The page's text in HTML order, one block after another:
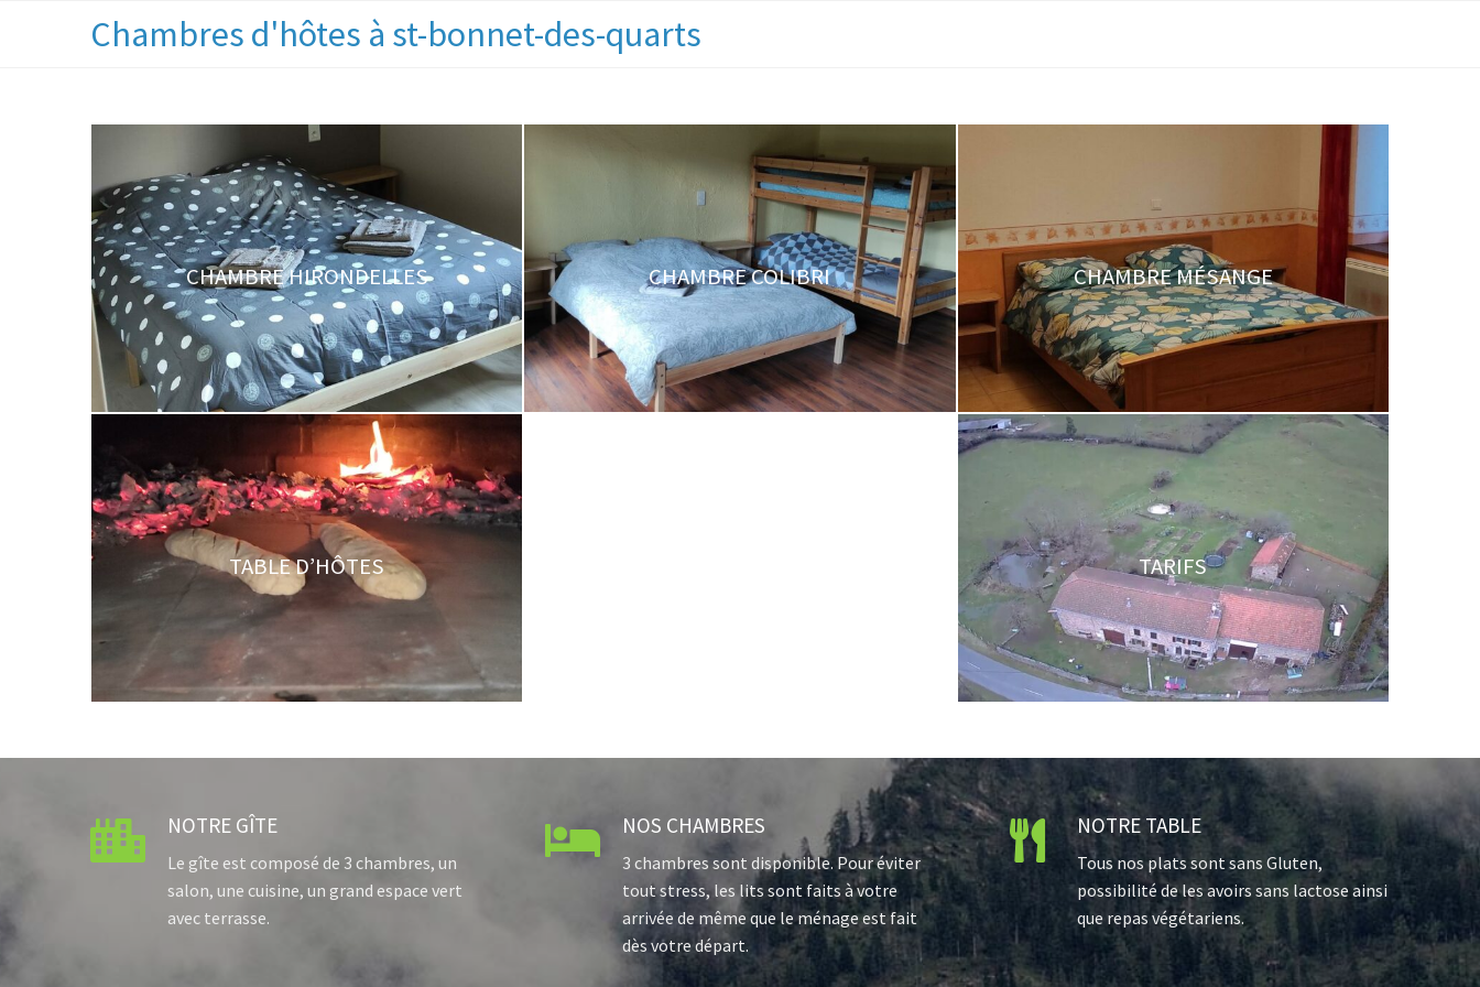
Chambres d'hôtes à st-bonnet-des-quarts
CHAMBRE HIRONDELLES CHAMBRE COLIBRI CHAMBRE MÉSANGE
TABLE D’HÔTES TARIFS
 NOTRE GÎTE
Le gîte est composé de 3 chambres, un
salon, une cuisine, un grand espace vert
avec terrasse.
 NOS CHAMBRES
3 chambres sont disponible. Pour éviter
tout stress, les lits sont faits à votre
arrivée de même que le ménage est fait
dès votre départ.
 NOTRE TABLE
Tous nos plats sont sans Gluten,
possibilité de les avoirs sans lactose ainsi
que repas végétariens.